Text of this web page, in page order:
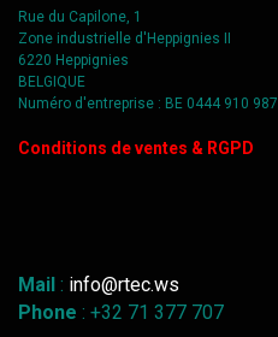
Rue du Capilone, 1
Zone industrielle d'Heppignies II
6220 Heppignies
BELGIQUE
Numéro d'entreprise : BE 0444 910 987
Conditions de ventes & RGPD
Mail : info@rtec.ws
Phone : +32 71 377 707